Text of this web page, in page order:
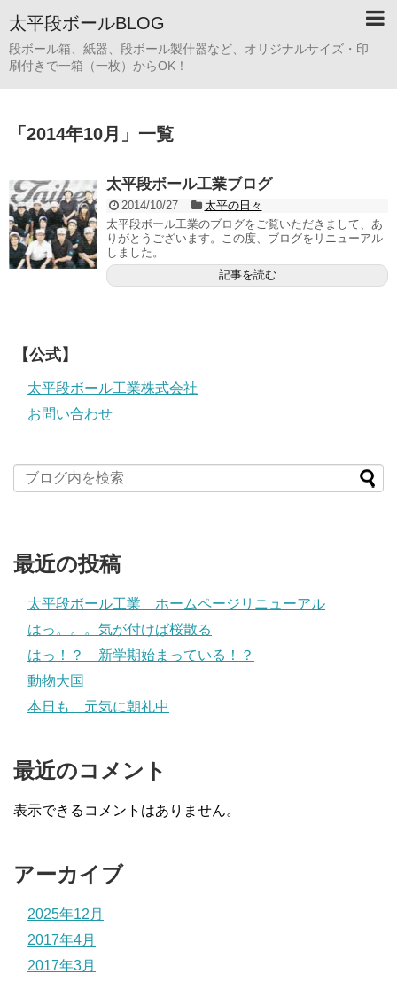
太平段ボールBLOG
段ボール箱、紙器、段ボール製什器など、オリジナルサイズ・印
刷付きで一箱（一枚）からOK！
「 2014年10月 」 一覧
太平段ボール工業ブログ
2014/10/27
太平の日々
太平段ボール工業のブログをご覧いただきまして、あ
りがとうございます。この度、ブログをリニューアル
しました。
記事を読む
【公式】
太平段ボール工業株式会社
お問い合わせ
最近の投稿
太平段ボール工業 ホームページリニューアル
はっ。。。気が付けば桜散る
はっ！？ 新学期始まっている！？
動物大国
本日も 元気に朝礼中
最近のコメント
表示できるコメントはありません。
アーカイブ
2025年12月
2017年4月
2017年3月